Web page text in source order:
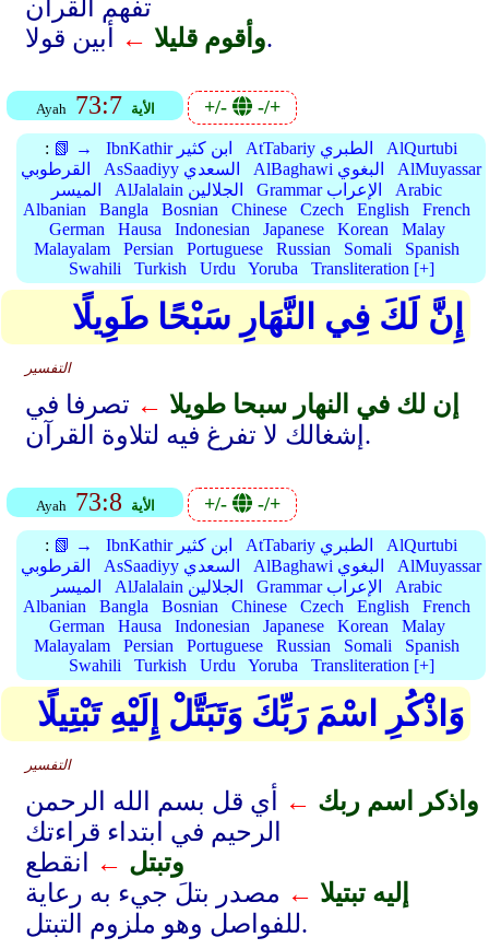
تفهم القرآن
وأقوم قليلا ← أبين قولا.
Ayah 73:7 الأية +/- -/+
: 📗 → IbnKathir ابن كثير AtTabariy الطبري
AlQurtubi
القرطوبي
AsSaadiyy السعدي AlBaghawi البغوي
AlMuyassar
الميسر
AlJalalain الجلالين Grammar الإعراب
Arabic
Albanian
Bangla Bosnian Chinese Czech English
French
German
Hausa Indonesian Japanese Korean
Malay
Malayalam
Persian Portuguese Russian Somali
Spanish
Swahili
Turkish Urdu Yoruba Transliteration [+]
إِنَّ لَكَ فِي النَّهَارِ سَبْحًا طَوِيلًا
التفسير
إن لك في النهار سبحا طويلا ← تصرفا في
إشغالك لا تفرغ فيه لتلاوة القرآن.
Ayah 73:8 الأية +/- -/+
: 📗 → IbnKathir ابن كثير AtTabariy الطبري
AlQurtubi
القرطوبي
AsSaadiyy السعدي AlBaghawi البغوي
AlMuyassar
الميسر
AlJalalain الجلالين Grammar الإعراب
Arabic
Albanian
Bangla Bosnian Chinese Czech English
French
German
Hausa Indonesian Japanese Korean
Malay
Malayalam
Persian Portuguese Russian Somali
Spanish
Swahili
Turkish Urdu Yoruba Transliteration [+]
وَاذْكُرِ اسْمَ رَبِّكَ وَتَبَتَّلْ إِلَيْهِ تَبْتِيلًا
التفسير
واذكر اسم ربك ←
أي قل بسم الله الرحمن
الرحيم في ابتداء قراءتك
وتبتل ←
انقطع
إليه تبتيلا ← مصدر بتلَ جيء به رعاية
للفواصل وهو ملزوم التبتل.